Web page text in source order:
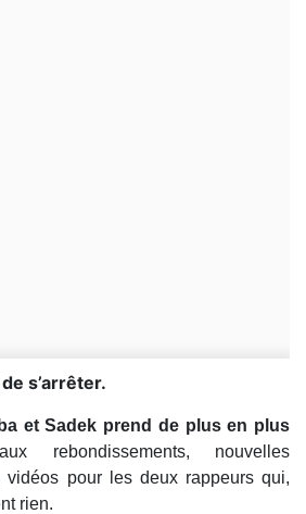
s’arrêter.
et Sadek prend de plus en plus
rebondissements, nouvelles
vidéos pour les deux rappeurs qui,
rien.